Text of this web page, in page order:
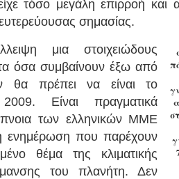
τόσο μεγάλη επιρροή και
σημασίας.
μια στοιχειώδους
όσα συμβαίνουν έξω από
θα πρέπει να είναι το
Είναι πραγματικά
των ελληνικών ΜΜΕ
ενημέρωση που παρέχουν
θέμα της κλιματικής
του πλανήτη. Δεν